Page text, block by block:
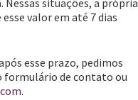
situações, a própria
valor em até 7 dias
esse prazo, pedimos
formulário de contato ou
.